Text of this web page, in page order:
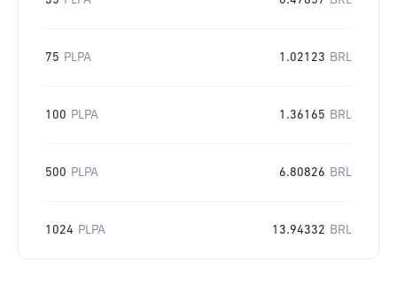
75 PLPA 1.02123 BRL
100 PLPA 1.36165 BRL
500 PLPA 6.80826 BRL
1024 PLPA 13.94332 BRL